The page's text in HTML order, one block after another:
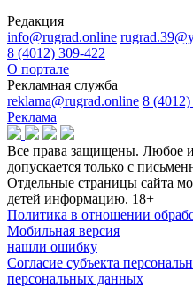
Редакция
info@rugrad.online
8 (4012) 309-422
О портале
Рекламная служба
reklama@rugrad.online 8
Реклама
Все права защищены. Любое
допускается только с
Отдельные страницы сайта
детей информацию. 18+
Политика в отношении
Мобильная версия
нашли ошибку
Согласие субъекта
персональных данных